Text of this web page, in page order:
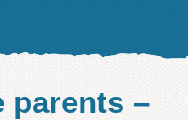
parents –